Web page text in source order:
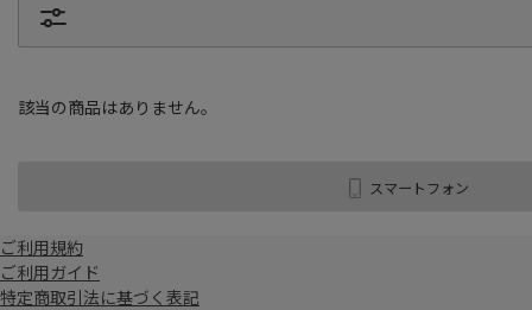
該当の商品はありません。
スマートフォン
ご利用規約
ご利用ガイド
特定商取引法に基づく表記